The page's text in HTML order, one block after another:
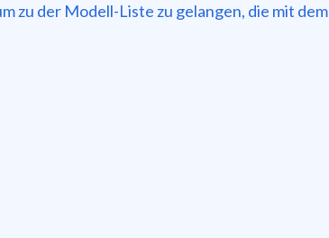
zu der Modell-Liste zu gelangen, die mit dem